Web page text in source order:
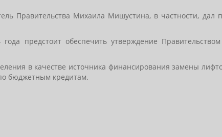
Правительства Михаила Мишустина, в частности, дал
предстоит обеспечить утверждение
в качестве источника финансирования замены
бюджетным кредитам.